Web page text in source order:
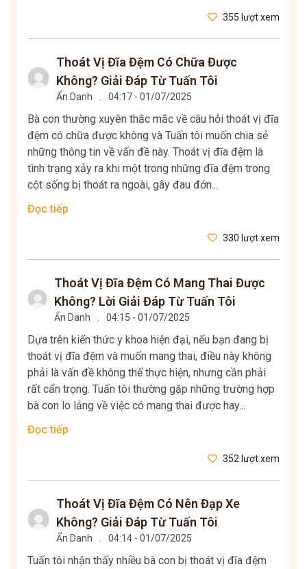
355 lượt xem
Thoát Vị Đĩa Đệm Có Chữa Được
Không? Giải Đáp Từ Tuấn Tôi
Ẩn Danh 04:17 - 01/07/2025
Bà con thường xuyên thắc mắc về câu hỏi thoát vị đĩa
đệm có chữa được không và Tuấn tôi muốn chia sẻ
những thông tin về vấn đề này. Thoát vị đĩa đệm là
tình trạng xảy ra khi một trong những đĩa đệm trong
cột sống bị thoát ra ngoài, gây đau đớn...
Đọc tiếp
330 lượt xem
Thoát Vị Đĩa Đệm Có Mang Thai Được
Không? Lời Giải Đáp Từ Tuấn Tôi
Ẩn Danh 04:15 - 01/07/2025
Dựa trên kiến thức y khoa hiện đại, nếu bạn đang bị
thoát vị đĩa đệm và muốn mang thai, điều này không
phải là vấn đề không thể thực hiện, nhưng cần phải
rất cẩn trọng. Tuấn tôi thường gặp những trường hợp
bà con lo lắng về việc có mang thai được hay...
Đọc tiếp
352 lượt xem
Thoát Vị Đĩa Đệm Có Nên Đạp Xe
Không? Giải Đáp Từ Tuấn Tôi
Ẩn Danh 04:14 - 01/07/2025
Tuấn tôi nhận thấy nhiều bà con bị thoát vị đĩa đệm